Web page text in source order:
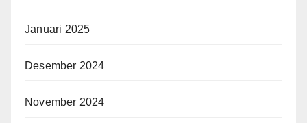
Januari 2025
Desember 2024
November 2024